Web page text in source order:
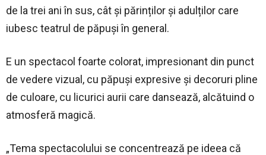
de la trei ani în sus, cât și părinților și adulților care
iubesc teatrul de păpuși în general.
E un spectacol foarte colorat, impresionant din punct
de vedere vizual, cu păpuși expresive și decoruri pline
de culoare, cu licurici aurii care dansează, alcătuind o
atmosferă magică.
„Tema spectacolului se concentrează pe ideea că